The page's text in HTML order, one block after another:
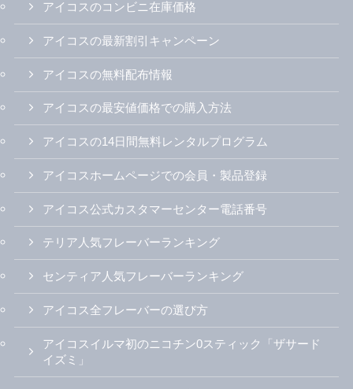
アイコスのコンビニ在庫価格
アイコスの最新割引キャンペーン
アイコスの無料配布情報
アイコスの最安値価格での購入方法
アイコスの14日間無料レンタルプログラム
アイコスホームページでの会員・製品登録
アイコス公式カスタマーセンター電話番号
テリア人気フレーバーランキング
センティア人気フレーバーランキング
アイコス全フレーバーの選び方
アイコスイルマ初のニコチン0スティック「ザサード
イズミ」